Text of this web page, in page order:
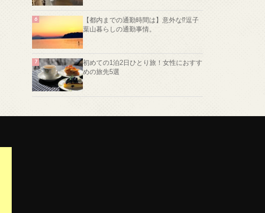
【都内までの通勤時間は】意外な⁉️逗子
葉山暮らしの通勤事情。
初めての1泊2日ひとり旅！女性におすす
めの旅先5選